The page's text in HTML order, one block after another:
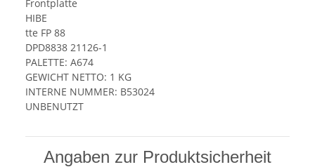
Frontplatte
HIBE
tte FP 88
DPD8838 21126-1
PALETTE: A674
GEWICHT NETTO: 1 KG
INTERNE NUMMER: B53024
UNBENUTZT
Angaben zur Produktsicherheit